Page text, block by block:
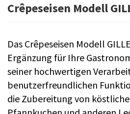
Crêpeseisen Modell
Das Crêpeseisen Modell
Ergänzung für Ihre
seiner hochwertigen
benutzerfreundlichen
die Zubereitung von